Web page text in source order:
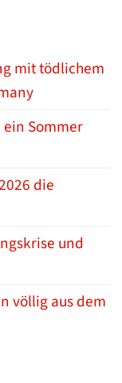
mit tödlichem
ein Sommer
die
und
völlig aus dem